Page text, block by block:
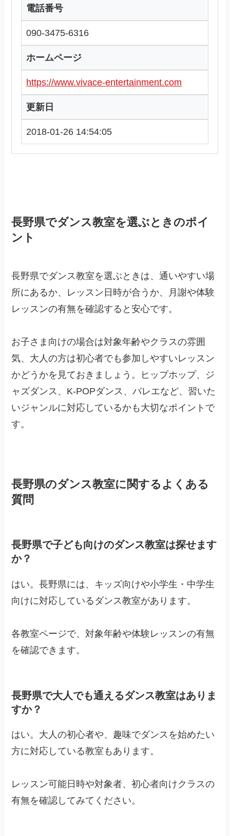
電話番号
090-3475-6316
ホームページ
https://www.vivace-entertainment.com
更新日
2018-01-26 14:54:05
長野県でダンス教室を選ぶときのポイ
ント
長野県でダンス教室を選ぶときは、通いやすい場
所にあるか、レッスン日時が合うか、月謝や体験
レッスンの有無を確認すると安心です。
お子さま向けの場合は対象年齢やクラスの雰囲
気、大人の方は初心者でも参加しやすいレッスン
かどうかを見ておきましょう。ヒップホップ、ジ
ャズダンス、K-POPダンス、バレエなど、習いた
いジャンルに対応しているかも大切なポイントで
す。
長野県のダンス教室に関するよくある
質問
長野県で子ども向けのダンス教室は探せます
か？
はい。長野県には、キッズ向けや小学生・中学生
向けに対応しているダンス教室があります。
各教室ページで、対象年齢や体験レッスンの有無
を確認できます。
長野県で大人でも通えるダンス教室はありま
すか？
はい。大人の初心者や、趣味でダンスを始めたい
方に対応している教室もあります。
レッスン可能日時や対象者、初心者向けクラスの
有無を確認してみてください。